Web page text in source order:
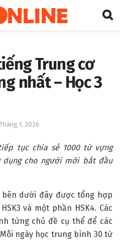
Trung cơ
nhất – Học 3
1, 2026
tục chia sẻ 1000 từ vựng
dụng cho người mới bắt đầu
dưới đây được tổng hợp
và một phần HSK4. Các
từng chủ đề cụ thể để các
ngày học trung bình 30 từ